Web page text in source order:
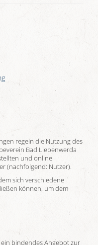
regeln die Nutzung des
Bad Liebenwerda
und online
(nachfolgend: Nutzer).
sich verschiedene
können, um dem
bindendes Angebot zur